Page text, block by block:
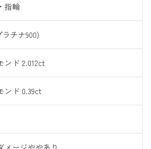
指輪
チナ900)
ンド 2.012ct
ンド 0.39ct